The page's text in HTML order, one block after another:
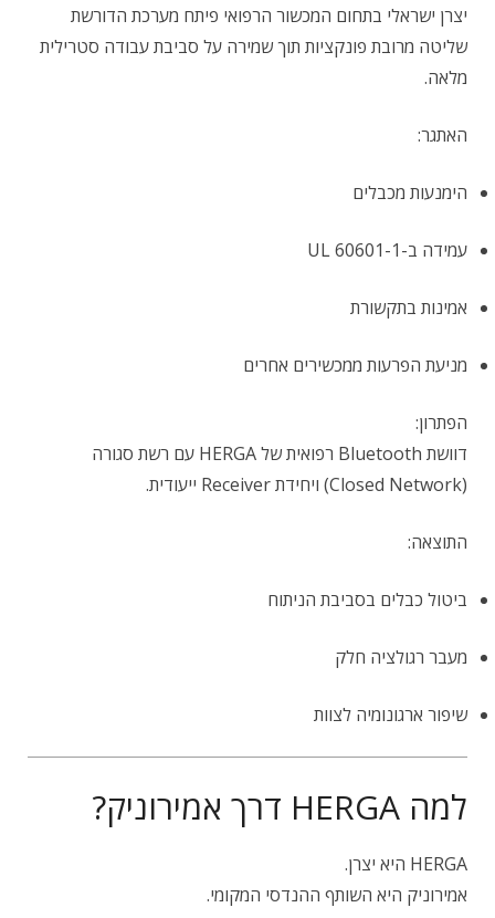
יצרן ישראלי בתחום המכשור הרפואי פיתח מערכת הדורשת
שליטה מרובת פונקציות תוך שמירה על סביבת עבודה סטרילית
מלאה.
האתגר:
הימנעות מכבלים
עמידה ב-UL 60601-1
אמינות בתקשורת
מניעת הפרעות ממכשירים אחרים
הפתרון:
דוושת Bluetooth רפואית של HERGA עם רשת סגורה
(Closed Network) ויחידת Receiver ייעודית.
התוצאה:
ביטול כבלים בסביבת הניתוח
מעבר רגולציה חלק
שיפור ארגונומיה לצוות
למה HERGA דרך אמירוניק?
HERGA היא יצרן.
אמירוניק היא השותף ההנדסי המקומי.